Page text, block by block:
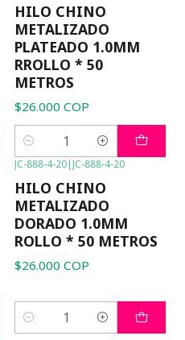
HILO CHINO
METALIZADO
PLATEADO 1.0MM
RROLLO * 50
METROS
$26.000 COP
Cantidad
JC-888-4-20|JC-888-4-20
HILO CHINO
METALIZADO
DORADO 1.0MM
ROLLO * 50 METROS
$26.000 COP
Cantidad